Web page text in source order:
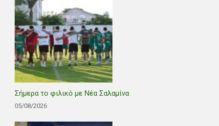
Σήμερα το φιλικό με Νέα Σαλαμίνα
05/08/2026